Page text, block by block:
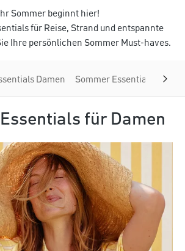
Ihr Sommer beginnt hier!
für Reise, Strand und entspannte
Ihre persönlichen Sommer Must-haves.
Damen Sommer Essentials Herren
für Damen